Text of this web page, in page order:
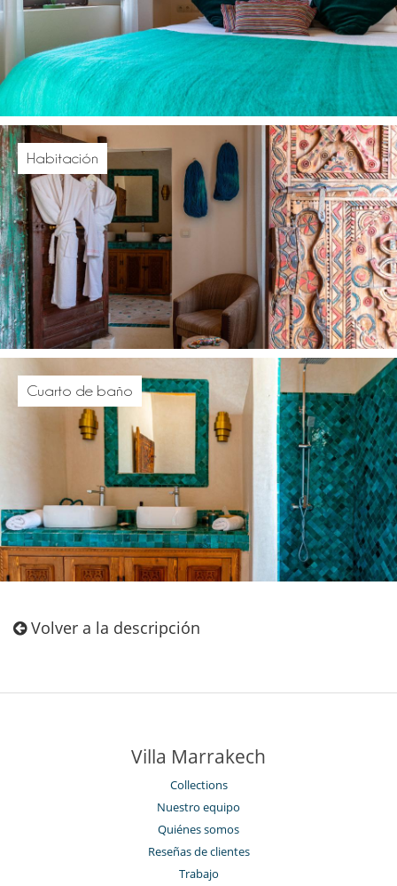
Habitación
Cuarto de baño
Volver a la descripción
Villa Marrakech
Collections
Nuestro equipo
Quiénes somos
Reseñas de clientes
Trabajo